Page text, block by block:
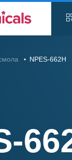
NPES-662H